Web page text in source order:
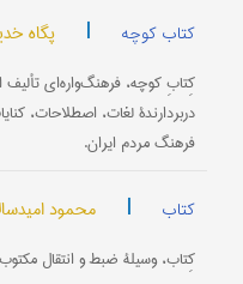
کتاب کوچه | پگاه
دربردارندۀ لغات، اصطلاحات،
فرهنگ مردم ایران.
کتاب | محمود
کِتاب، وسیلۀ ضبط و انتقال